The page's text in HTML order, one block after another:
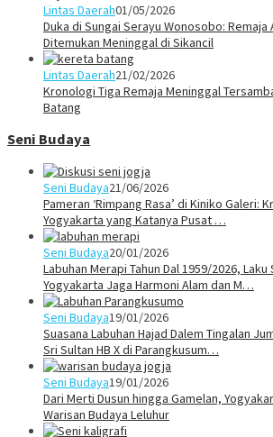
Lintas Daerah01/05/2026
Duka di Sungai Serayu Wonosobo: Remaja
Ditemukan Meninggal di Sikancil
Lintas Daerah21/02/2026
Kronologi Tiga Remaja Meninggal
Batang
Seni Budaya
Seni Budaya21/06/2026
Pameran ‘Rimpang Rasa’ di Kiniko Galeri:
Yogyakarta yang Katanya Pusat …
Seni Budaya20/01/2026
Labuhan Merapi Tahun Dal 1959/2026,
Yogyakarta Jaga Harmoni Alam dan M…
Seni Budaya19/01/2026
Suasana Labuhan Hajad Dalem Tingalan
Sri Sultan HB X di Parangkusum…
Seni Budaya19/01/2026
Dari Merti Dusun hingga Gamelan,
Warisan Budaya Leluhur